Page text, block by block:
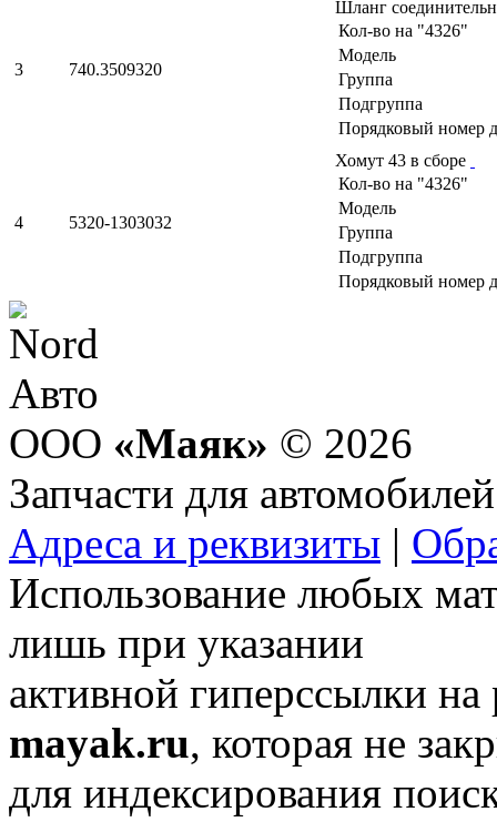
3 740.3509320
Шланг
Кол-во на "4326"
Модель
Группа
Подгруппа
Порядковый номер
4 5320-1303032
Хомут 43 в сборе
Кол-во на "4326"
Модель
Группа
Подгруппа
Порядковый номер
ООО «Маяк» © 2026
Запчасти для автомобилей
Адреса и реквизиты |
Использование любых
лишь при указании
активной гиперссылки
mayak.ru, которая не
для индексирования